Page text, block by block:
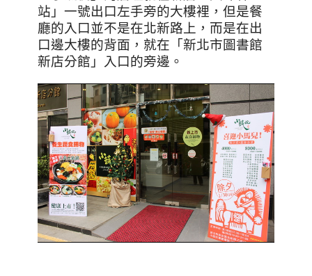
站」一號出口左手旁的大樓裡，但是餐
廳的入口並不是在北新路上，而是在出
口邊大樓的背面，就在「新北市圖書館
新店分館」入口的旁邊。